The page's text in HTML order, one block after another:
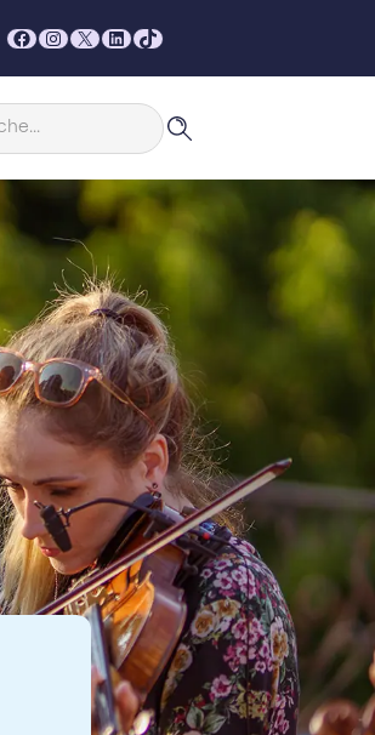
Facebook
Instagram
X LinkedIn
TikTok